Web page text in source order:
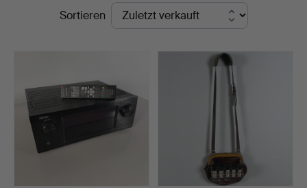
EndpreiseSortieren